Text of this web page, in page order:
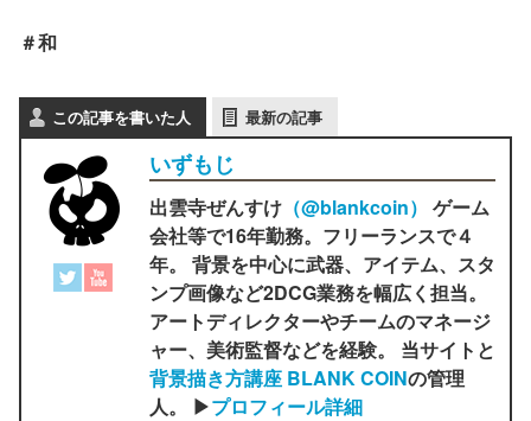
＃和
この記事を書いた人 最新の記事
いずもじ
出雲寺ぜんすけ （‎@blankcoin） ゲーム
会社等で16年勤務。フリーランスで４
年。 背景を中心に武器、アイテム、スタ
ンプ画像など2DCG業務を幅広く担当。
アートディレクターやチームのマネージ
ャー、美術監督などを経験。 当サイトと
背景描き方講座 BLANK COINの管理
人。 ▶プロフィール詳細